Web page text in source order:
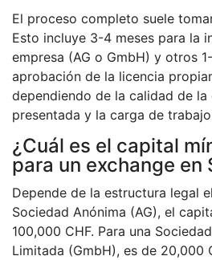
El proceso completo suele
Esto incluye 3-4 meses para la
empresa (AG o GmbH) y otros
aprobación de la licencia
dependiendo de la calidad de
presentada y la carga de
¿Cuál es el capital
para un exchange en
Depende de la estructura legal
Sociedad Anónima (AG), el
100,000 CHF. Para una
Limitada (GmbH), es de 20,000